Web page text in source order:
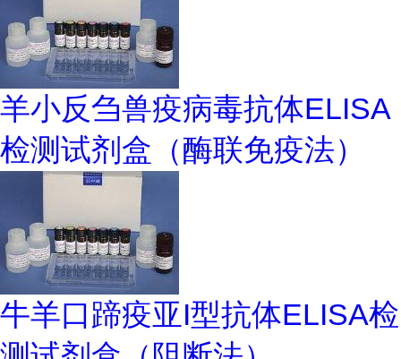
羊小反刍兽疫病毒抗体ELISA
检测试剂盒（酶联免疫法）
牛羊口蹄疫亚I型抗体ELISA检